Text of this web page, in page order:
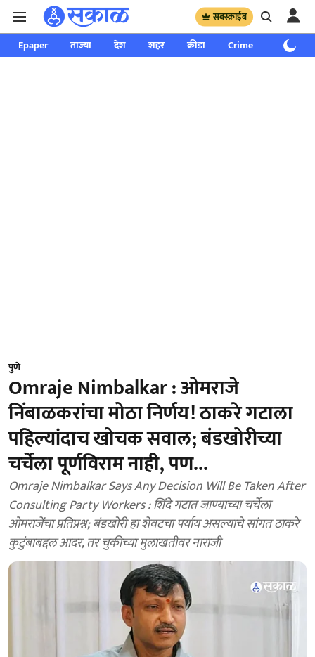
सबस्क्राईब
Epaper ताज्या देश शहर क्रीडा Crime साप्ताहिक
पुणे
Omraje Nimbalkar : ओमराजे
निंबाळकरांचा मोठा निर्णय! ठाकरे गटाला
पहिल्यांदाच खोचक सवाल; बंडखोरीच्या
चर्चेला पूर्णविराम नाही, पण...
Omraje Nimbalkar Says Any Decision Will Be Taken After
Consulting Party Workers : शिंदे गटात जाण्याच्या चर्चेला
ओमराजेंचा प्रतिप्रश्न; बंडखोरी हा शेवटचा पर्याय असल्याचे सांगत ठाकरे
कुटुंबाबद्दल आदर, तर चुकीच्या मुलाखतीवर नाराजी